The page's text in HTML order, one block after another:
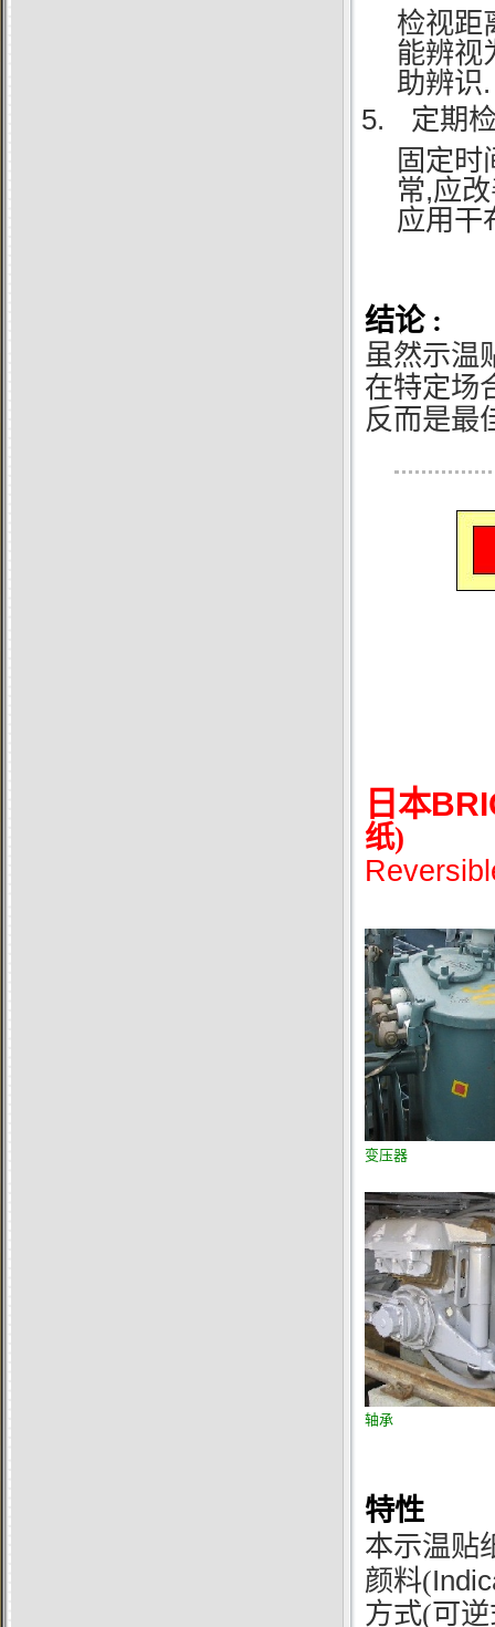
检视距
能辨视
助辨识.
5.
定期
固定时
常,应
应用干
结论 :
虽然示温
在特定场
反而是最
日本
纸)
变压器
轴承
特性
本示温贴
颜料(
方式(可